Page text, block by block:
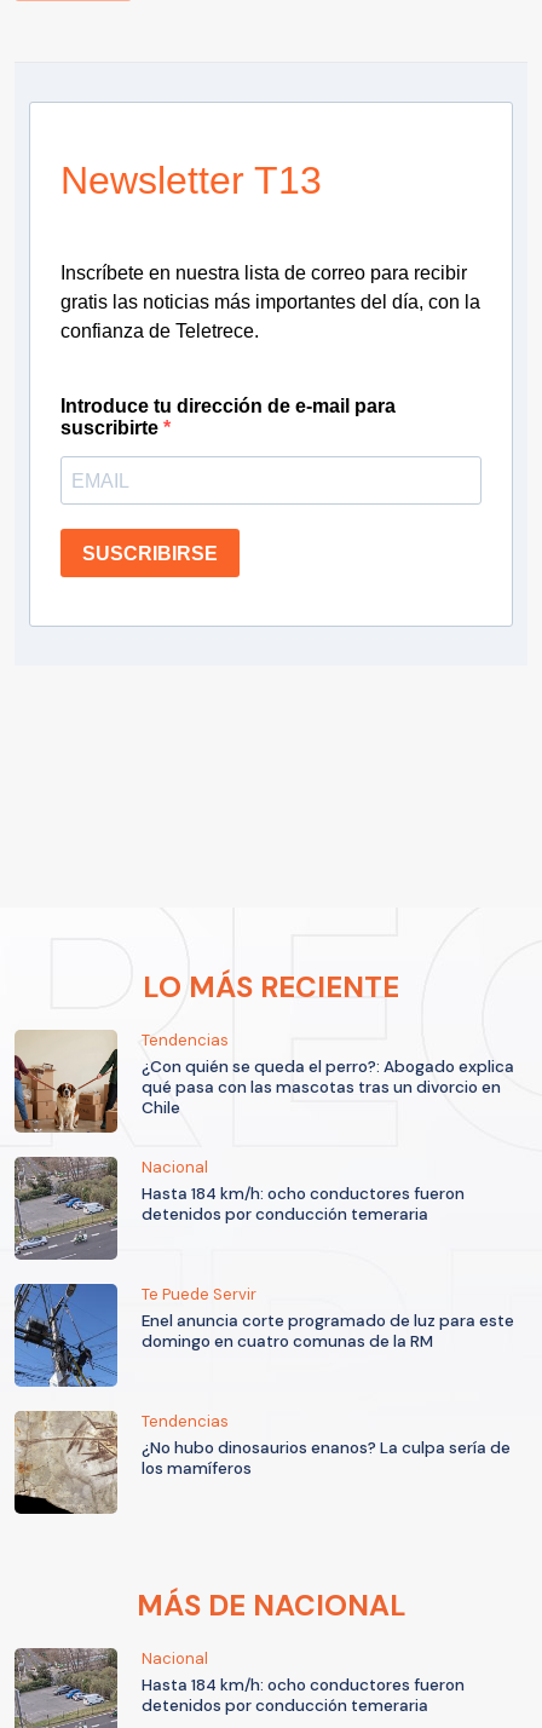
Newsletter T13
Inscríbete en nuestra lista de correo para recibir
gratis las noticias más importantes del día, con la
confianza de Teletrece.
Introduce tu dirección de e-mail para
suscribirte
SUSCRIBIRSE
LO MÁS RECIENTE
Tendencias
¿Con quién se queda el perro?: Abogado explica
qué pasa con las mascotas tras un divorcio en
Chile
Nacional
Hasta 184 km/h: ocho conductores fueron
detenidos por conducción temeraria
Te Puede Servir
Enel anuncia corte programado de luz para este
domingo en cuatro comunas de la RM
Tendencias
¿No hubo dinosaurios enanos? La culpa sería de
los mamíferos
MÁS DE NACIONAL
Nacional
Hasta 184 km/h: ocho conductores fueron
detenidos por conducción temeraria